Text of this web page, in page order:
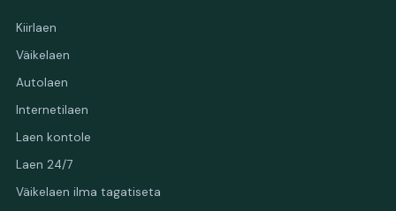
Kiirlaen
Väikelaen
Autolaen
Internetilaen
Laen kontole
Laen 24/7
Väikelaen ilma tagatiseta